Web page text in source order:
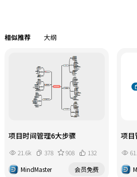
败。"
相似推荐 大纲
项目时间管理6大步骤
21.6k 378 908
132
MindMaster
会员免费
项目